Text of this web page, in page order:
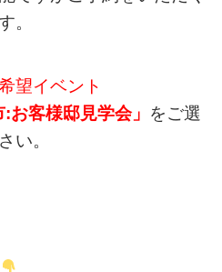
。
望イベント
お客様邸見学会」 をご選
い。